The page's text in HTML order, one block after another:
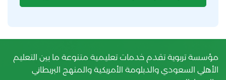
مؤسسة تربوية تقدم خدمات تعليمية متنوعة ما بين التعليم
الأهلي السعودي والدبلومة الأمريكية والمنهج البريطاني